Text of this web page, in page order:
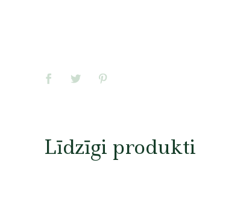
Līdzīgi produkti